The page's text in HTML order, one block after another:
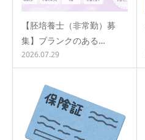
【胚培養士（非常勤）募
集】ブランクのある…
2026.07.29